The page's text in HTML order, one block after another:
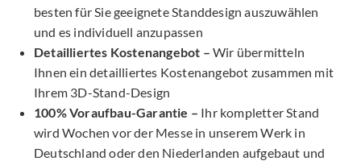
besten für Sie geeignete Standdesign auszuwählen
und es individuell anzupassen
Detailliertes Kostenangebot – Wir übermitteln
Ihnen ein detailliertes Kostenangebot zusammen mit
Ihrem 3D-Stand-Design
100% Voraufbau-Garantie – Ihr kompletter Stand
wird Wochen vor der Messe in unserem Werk in
Deutschland oder den Niederlanden aufgebaut und